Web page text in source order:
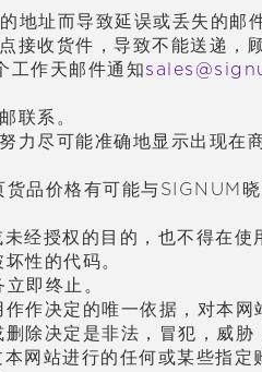
地址而导致延误或丢失的邮
接收货件， 导致不能送递 ，
工作天邮件通知
联 系。
力尽可能准确地显 示出 现在
货品价格有可能与SIGNUM晓
未经授权 的目的，也不得在使
坏性的代码。
立即 终 止。
作作决定的唯一依据， 对本网
删 除决定是非法，冒犯，威 胁
本网站进行的任何或某些指定